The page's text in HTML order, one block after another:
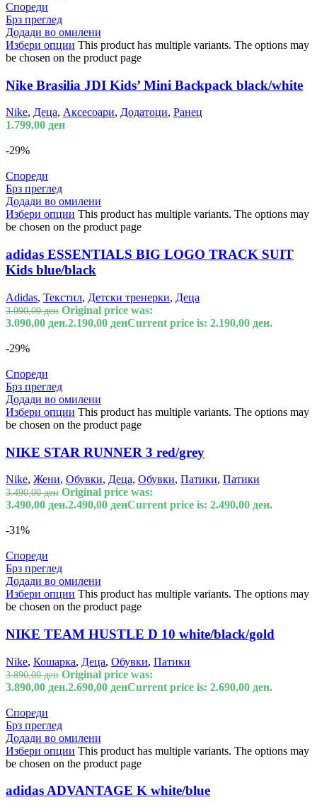
Спореди
Брз преглед
Додади во омилени
Избери опции This product has multiple variants. The options may
be chosen on the product page
Nike Brasilia JDI Kids’ Mini Backpack black/white
Nike, Деца, Аксесоари, Додатоци, Ранец
1.799,00 ден
-29%
Спореди
Брз преглед
Додади во омилени
Избери опции This product has multiple variants. The options may
be chosen on the product page
adidas ESSENTIALS BIG LOGO TRACK SUIT
Kids blue/black
Adidas, Текстил, Детски тренерки, Деца
3.090,00ден Original price was:
3.090,00 ден.2.190,00 денCurrent price is: 2.190,00 ден.
-29%
Спореди
Брз преглед
Додади во омилени
Избери опции This product has multiple variants. The options may
be chosen on the product page
NIKE STAR RUNNER 3 red/grey
Nike, Жени, Обувки, Деца, Обувки, Патики, Патики
3.490,00ден Original price was:
3.490,00 ден.2.490,00 денCurrent price is: 2.490,00 ден.
-31%
Спореди
Брз преглед
Додади во омилени
Избери опции This product has multiple variants. The options may
be chosen on the product page
NIKE TEAM HUSTLE D 10 white/black/gold
Nike, Кошарка, Деца, Обувки, Патики
3.890,00ден Original price was:
3.890,00 ден.2.690,00 денCurrent price is: 2.690,00 ден.
Спореди
Брз преглед
Додади во омилени
Избери опции This product has multiple variants. The options may
be chosen on the product page
adidas ADVANTAGE K white/blue